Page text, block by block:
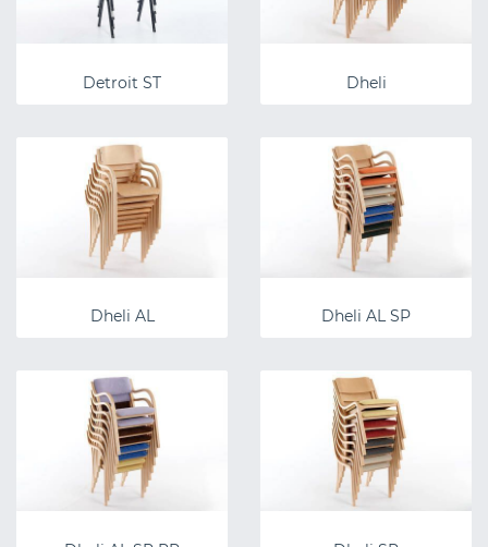
Detroit ST Dheli
Dheli AL Dheli AL SP